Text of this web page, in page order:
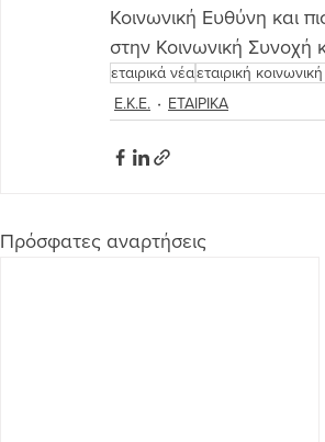
Κοινωνική Ευθύνη και
στην Κοινωνική Συνοχή
εταιρικά νέαεταιρική
Ε.Κ.Ε.
ΕΤΑΙΡΙΚΑ
Πρόσφατες αναρτήσεις